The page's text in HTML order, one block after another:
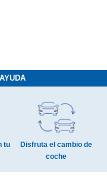
tu
Disfruta el cambio de
coche